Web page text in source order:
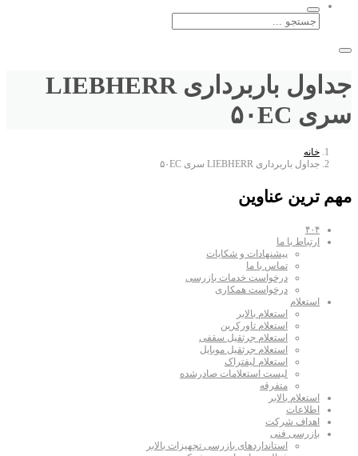
جداول باربرداری LIEBHERR
سری ۵۰EC
خانه
جداول باربرداری LIEBHERR سری ۵۰EC
مهم ترین عناوین
۴۰۴
ارتباط با ما
پیشنهادات و شکایات
تماس با ما
درخواست خدمات بازرسی
درخواست همکاری
استعلام
استعلام بالابر
استعلام تاورکرین
استعلام جرثقیل سقفی
استعلام جرثقیل موبایل
استعلام لیفتراک
لیست استعلامات صادرشده
متفرقه
استعلام بالابر
اطلاعات
اهداف شرکت
بازرسی فنی
استانداردهای بازرسی تجهیزات بالابر